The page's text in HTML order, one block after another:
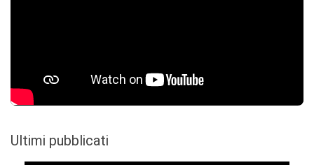
Ultimi pubblicati